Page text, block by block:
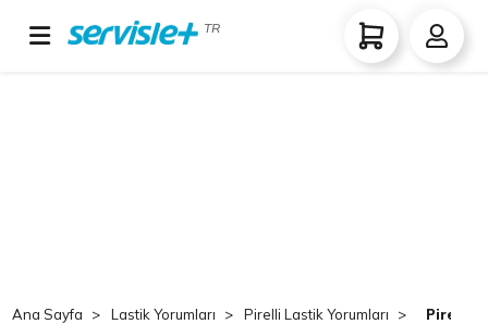
TR
Ana Sayfa Lastik Yorumları Pirelli Lastik Yorumları Pirelli